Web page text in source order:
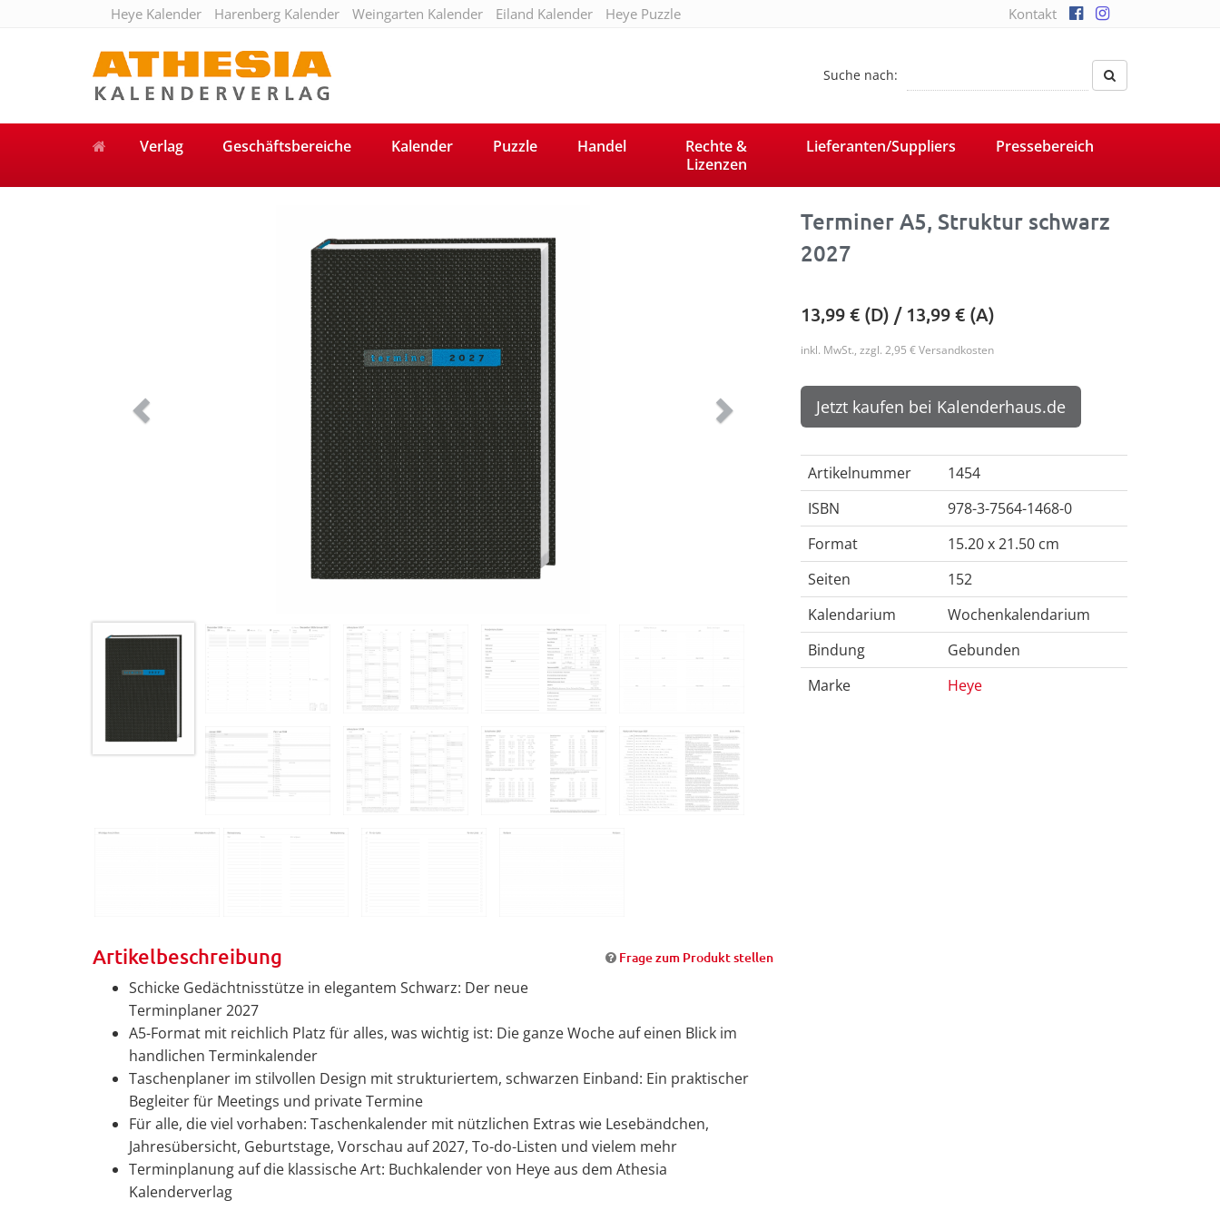
Heye Kalender Harenberg Kalender Weingarten Kalender Eiland Kalender Heye Puzzle Kontakt
Suche nach:
Verlag Geschäftsbereiche Kalender Puzzle Handel
Rechte &
Lizenzen
Lieferanten/Suppliers Pressebereich
Artikelbeschreibung Frage zum Produkt stellen
Schicke Gedächtnisstütze in elegantem Schwarz: Der neue
Terminplaner 2027
A5-Format mit reichlich Platz für alles, was wichtig ist: Die ganze Woche auf einen Blick im
handlichen Terminkalender
Taschenplaner im stilvollen Design mit strukturiertem, schwarzen Einband: Ein praktischer
Begleiter für Meetings und private Termine
Für alle, die viel vorhaben: Taschenkalender mit nützlichen Extras wie Lesebändchen,
Jahresübersicht, Geburtstage, Vorschau auf 2027, To-do-Listen und vielem mehr
Terminplanung auf die klassische Art: Buchkalender von Heye aus dem Athesia
Kalenderverlag
Terminer A5, Struktur schwarz
2027
13,99€ (D) / 13,99€ (A)
inkl. MwSt., zzgl. 2,95 € Versandkosten
Jetzt kaufen bei Kalenderhaus.de
Artikelnummer
1454
ISBN
978-3-7564-1468-0
Format
15.20 x 21.50 cm
Seiten
152
Kalendarium
Wochenkalendarium
Bindung
Gebunden
Marke
Heye